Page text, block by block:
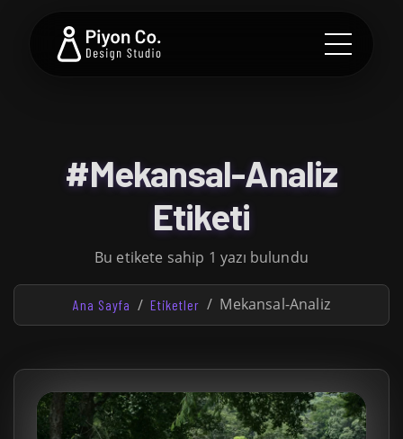
#Mekansal-Analiz
Etiketi
Bu etikete sahip 1 yazı bulundu
Ana Sayfa Etiketler Mekansal-Analiz